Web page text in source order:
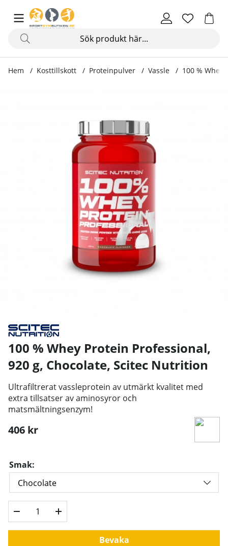
Hem Kosttillskott Proteinpulver Vassle 100 % Whey
100 % Whey Protein Professional,
920 g, Chocolate, Scitec Nutrition
Ultrafiltrerat vassleprotein av utmärkt kvalitet med
extra tillsatser av aminosyror och
matsmältningsenzym!
406 kr
Smak:
Bevaka